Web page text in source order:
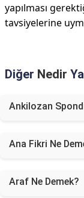
yapılması
tavsiyelerine
Diğer Nedir
Ankilozan
Ana Fikri Ne
Araf Ne Demek?